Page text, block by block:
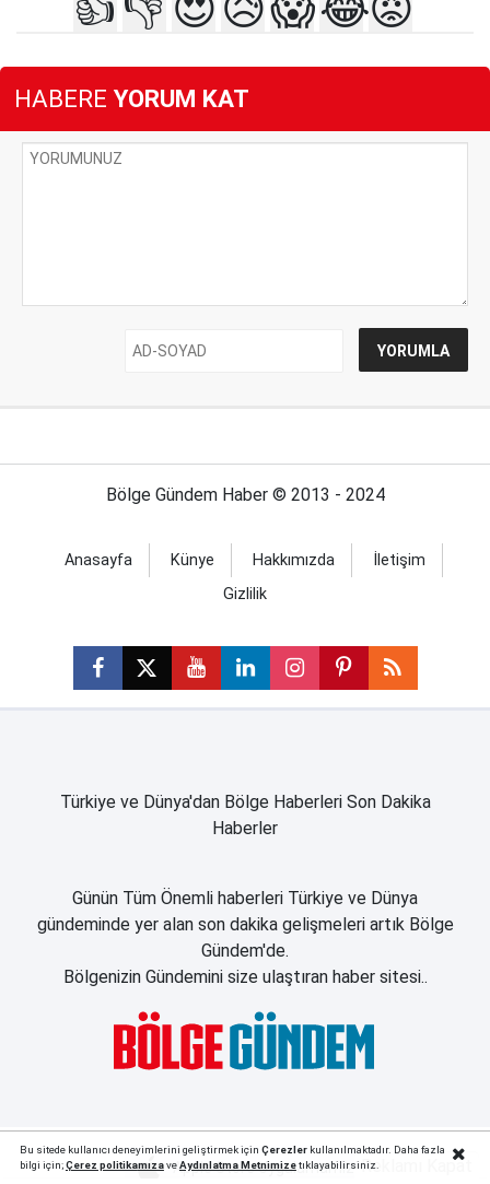
HABERE YORUM KAT
Bölge Gündem Haber © 2013 - 2024
Anasayfa Künye Hakkımızda
İletişim
Gizlilik
Türkiye ve Dünya'dan Bölge Haberleri Son Dakika
Haberler
Günün Tüm Önemli haberleri Türkiye ve Dünya
gündeminde yer alan son dakika gelişmeleri artık Bölge
Gündem'de.
Bölgenizin Gündemini size ulaştıran haber sitesi..
Apple Store Uygulamamız
Bu sitede kullanıcı deneyimlerini geliştirmek için Çerezlerkullanılmaktadır. Daha fazla
bilgi için;Çerez politikamızaveAydınlatma Metnimizetıklayabilirsiniz.Reklamı Kapat